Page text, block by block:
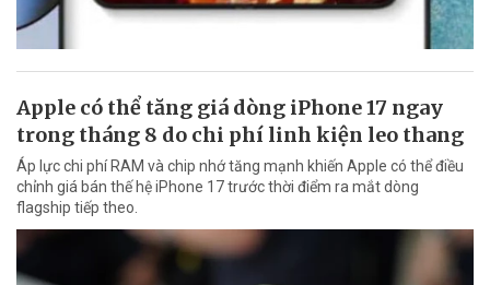
Apple có thể tăng giá dòng iPhone 17 ngay
trong tháng 8 do chi phí linh kiện leo thang
Áp lực chi phí RAM và chip nhớ tăng mạnh khiến Apple có thể điều
chỉnh giá bán thế hệ iPhone 17 trước thời điểm ra mắt dòng
flagship tiếp theo.